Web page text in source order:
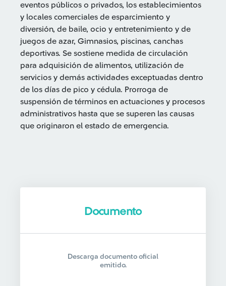
eventos públicos o privados, los establecimientos
y locales comerciales de esparcimiento y
diversión, de baile, ocio y entretenimiento y de
juegos de azar, Gimnasios, piscinas, canchas
deportivas. Se sostiene medida de circulación
para adquisición de alimentos, utilización de
servicios y demás actividades exceptuadas dentro
de los días de pico y cédula. Prorroga de
suspensión de términos en actuaciones y procesos
administrativos hasta que se superen las causas
que originaron el estado de emergencia.
Documento
Descarga documento oficial
emitido.